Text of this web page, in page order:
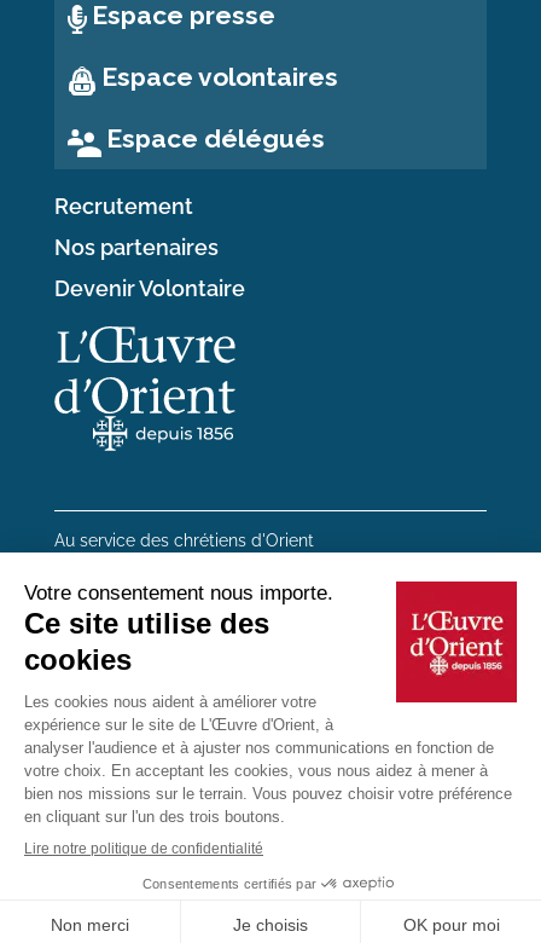
Espace presse
Espace volontaires
Espace délégués
Recrutement
Nos partenaires
Devenir Volontaire
Au service des chrétiens d'Orient
20 rue du Regard 75006 Paris
Mentions Légales
Plan du site
Données personnelles